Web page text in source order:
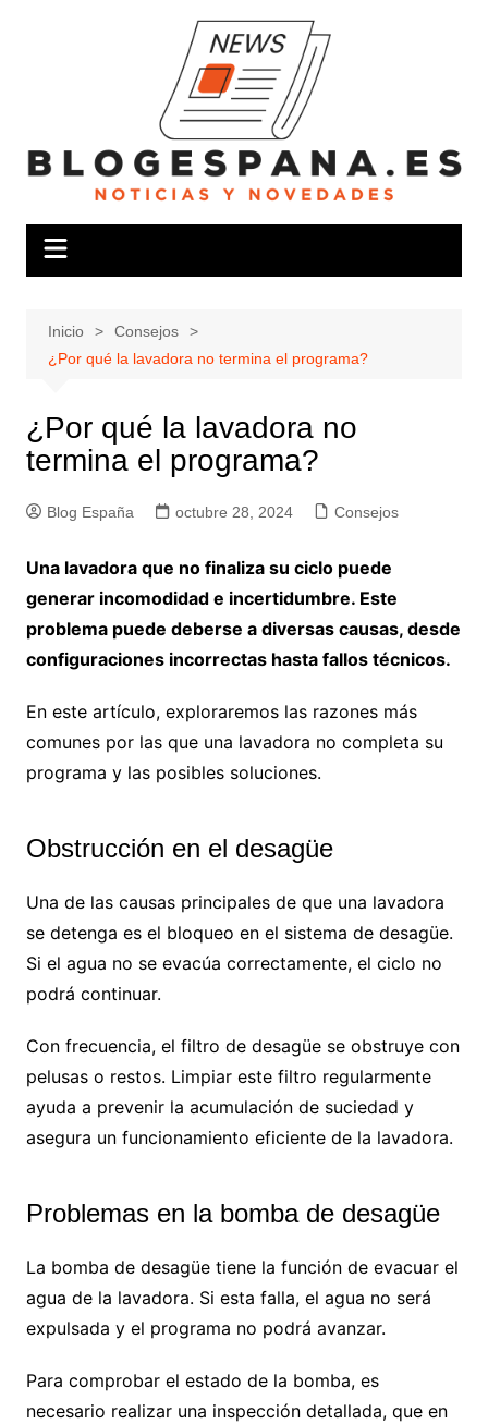
Inicio
Consejos
¿Por qué la lavadora no termina el programa?
¿Por qué la lavadora no
termina el programa?
Blog España octubre 28, 2024 Consejos
Una lavadora que no finaliza su ciclo puede
generar incomodidad e incertidumbre. Este
problema puede deberse a diversas causas, desde
configuraciones incorrectas hasta fallos técnicos.
En este artículo, exploraremos las razones más
comunes por las que una lavadora no completa su
programa y las posibles soluciones.
Obstrucción en el desagüe
Una de las causas principales de que una lavadora
se detenga es el bloqueo en el sistema de desagüe.
Si el agua no se evacúa correctamente, el ciclo no
podrá continuar.
Con frecuencia, el filtro de desagüe se obstruye con
pelusas o restos. Limpiar este filtro regularmente
ayuda a prevenir la acumulación de suciedad y
asegura un funcionamiento eficiente de la lavadora.
Problemas en la bomba de desagüe
La bomba de desagüe tiene la función de evacuar el
agua de la lavadora. Si esta falla, el agua no será
expulsada y el programa no podrá avanzar.
Para comprobar el estado de la bomba, es
necesario realizar una inspección detallada, que en